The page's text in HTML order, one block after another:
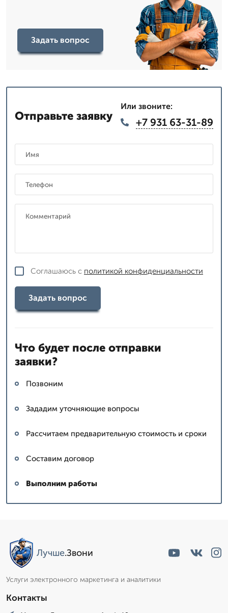
Задать вопрос
Отправьте заявку
Или звоните:
+7 931 63-31-89
Соглашаюсь с политикой конфиденциальности
Задать вопрос
Что будет после отправки
заявки?
Позвоним
Зададим уточняющие вопросы
Рассчитаем предварительную стоимость и сроки
Составим договор
Выполним работы
Лучше.Звони
Услуги электронного маркетинга и аналитики
Контакты